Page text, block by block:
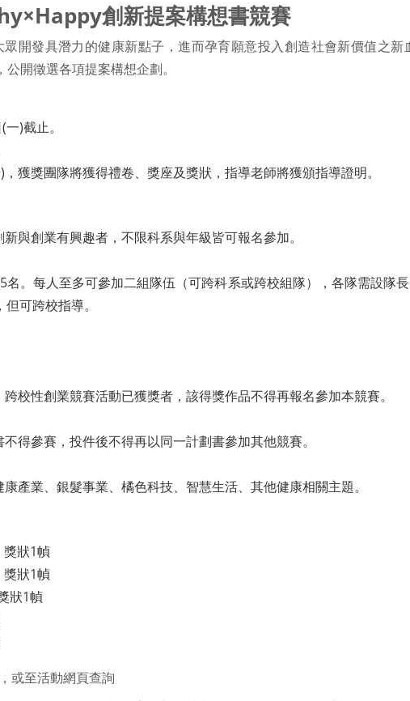
創新提案構想書競賽
開發具潛力的健康新點子，進而孕育願意投入創造社會新價值之
開徵選各項提案構想企劃。
)截止。
獲獎團隊將獲得禮卷、獎座及獎狀，指導老師將獲頒指導證明。
與創業有興趣者，不限科系與年級皆可報名參加。
。每人至多可參加二組隊伍（可跨科系或跨校組隊），各隊需設隊
可跨校指導。
校性創業競賽活動已獲獎者，該得獎作品不得再報名參加本競賽。
得參賽，投件後不得再以同一計劃書參加其他競賽。
產業、銀髮事業、橘色科技、智慧生活、其他健康相關主題。
獎狀1幀
獎狀1幀
狀1幀
或至活動網頁查詢